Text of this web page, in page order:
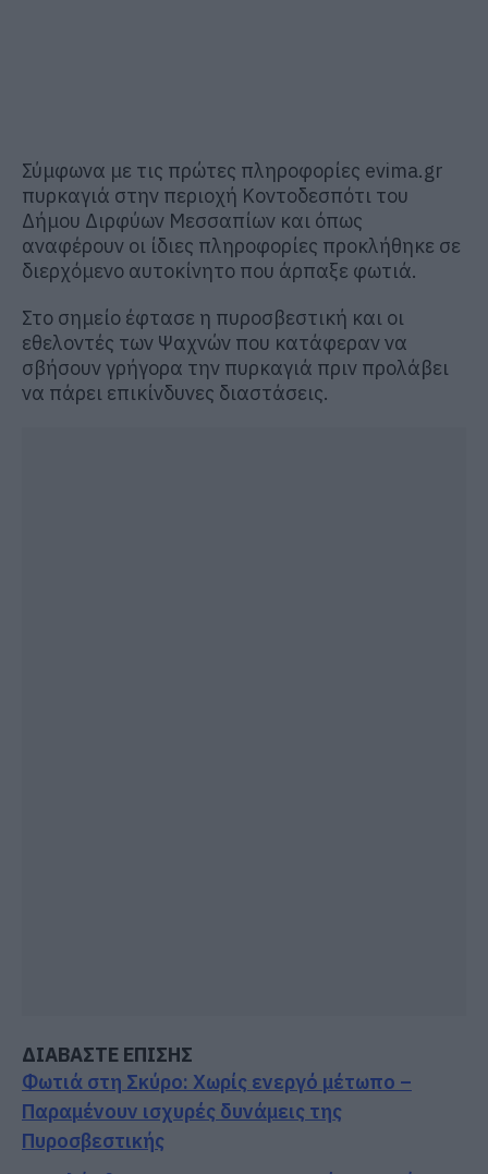
Σύμφωνα με τις πρώτες πληροφορίες evima.gr
πυρκαγιά στην περιοχή Κοντοδεσπότι του
Δήμου Διρφύων Μεσσαπίων και όπως
αναφέρουν οι ίδιες πληροφορίες προκλήθηκε σε
διερχόμενο αυτοκίνητο που άρπαξε φωτιά.
Στο σημείο έφτασε η πυροσβεστική και οι
εθελοντές των Ψαχνών που κατάφεραν να
σβήσουν γρήγορα την πυρκαγιά πριν προλάβει
να πάρει επικίνδυνες διαστάσεις.
ΔΙΑΒΑΣΤΕ ΕΠΙΣΗΣ
Φωτιά στη Σκύρο: Χωρίς ενεργό μέτωπο –
Παραμένουν ισχυρές δυνάμεις της
Πυροσβεστικής